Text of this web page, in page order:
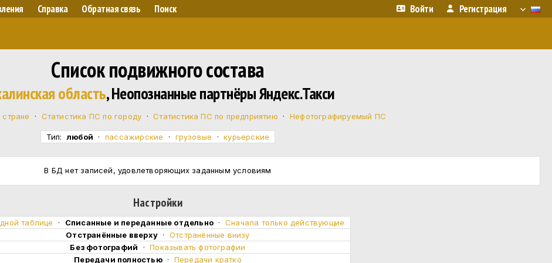
Справка Обратная связь Поиск Войти Регистрация
Список подвижного состава
область, Неопознанные партнёры Яндекс.Такси
· Статистика ПС по городу ·Статистика ПС по предприятию · Нефотографируемый ПС
Тип:любой ·пассажирские · грузовые ·курьерские
В БД нет записей, удовлетворяющих заданным условиям
Настройки
таблице · Cписанные и переданные отдельно· Сначала только действующие
Отстранённые вверху ·Отстранённые внизу
Без фотографий ·Показывать фотографии
Передачи полностью· Передачи кратко